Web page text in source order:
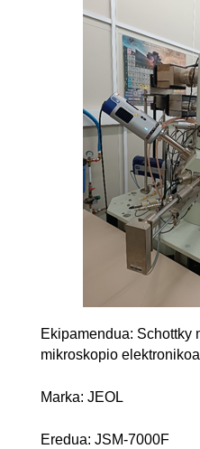
Ekipamendua: Schottky
mikroskopio
Marka: JEOL
Eredua: JSM-7000F